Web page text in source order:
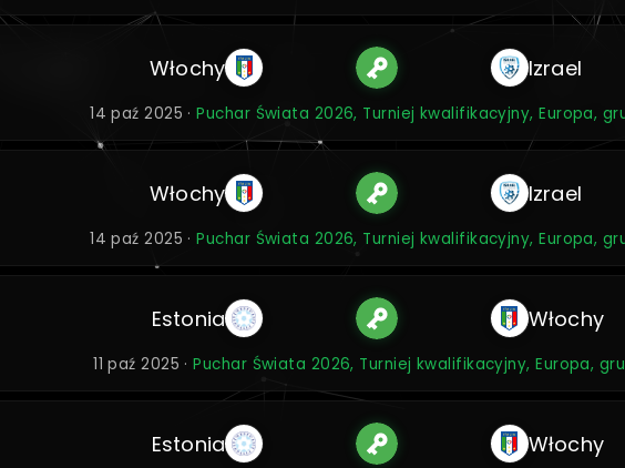
Włochy Izrael
14 paź 2025 ·Puchar Świata 2026, Turniej kwalifikacyjny, Europa,
Włochy Izrael
14 paź 2025 ·Puchar Świata 2026, Turniej kwalifikacyjny, Europa,
Estonia Włochy
11 paź 2025 ·Puchar Świata 2026, Turniej kwalifikacyjny, Europa,
Estonia Włochy